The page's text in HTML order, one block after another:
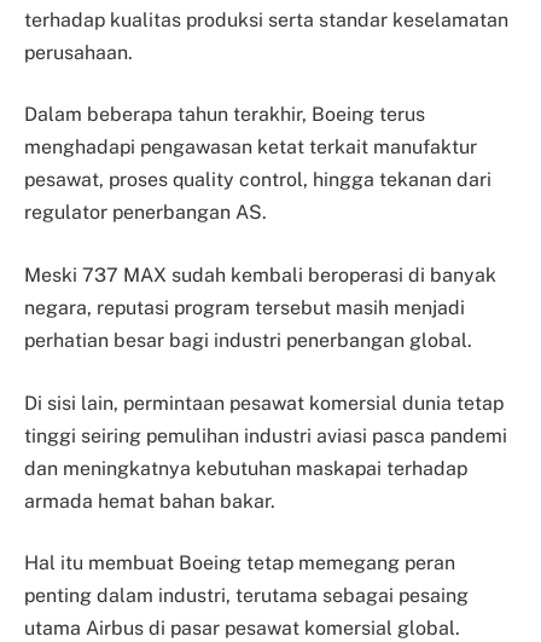
terhadap kualitas produksi serta standar keselamatan
perusahaan.
Dalam beberapa tahun terakhir, Boeing terus
menghadapi pengawasan ketat terkait manufaktur
pesawat, proses quality control, hingga tekanan dari
regulator penerbangan AS.
Meski 737 MAX sudah kembali beroperasi di banyak
negara, reputasi program tersebut masih menjadi
perhatian besar bagi industri penerbangan global.
Di sisi lain, permintaan pesawat komersial dunia tetap
tinggi seiring pemulihan industri aviasi pasca pandemi
dan meningkatnya kebutuhan maskapai terhadap
armada hemat bahan bakar.
Hal itu membuat Boeing tetap memegang peran
penting dalam industri, terutama sebagai pesaing
utama Airbus di pasar pesawat komersial global.